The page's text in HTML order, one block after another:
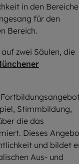
in den
für den
Bereich.
zwei Säulen, die
Stimmbildung,
die das
Dieses
und bildet
Aus- und